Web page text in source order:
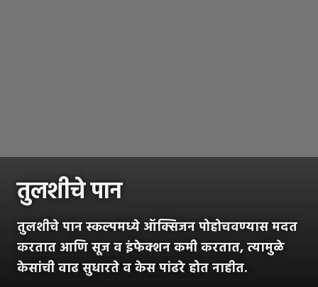
तुलशीचे पान
तुलशीचे पान स्कल्पमध्ये ऑक्सिजन पोहोचवण्यास मदत
करतात आणि सूज व इंफेक्शन कमी करतात, त्यामुळे
केसांची वाढ सुधारते व केस पांढरे होत नाहीत.